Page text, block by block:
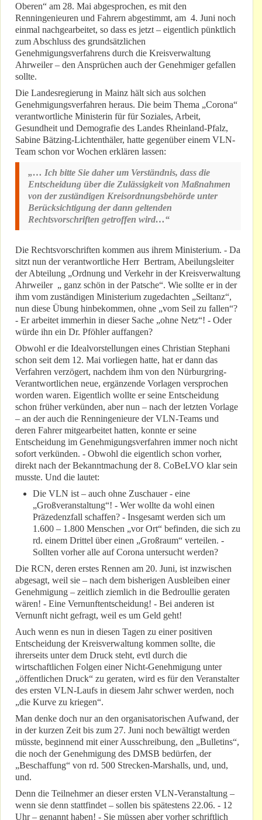
Oberen“ am 28. Mai abgesprochen, es mit den
Renningenieuren und Fahrern abgestimmt, am 4. Juni noch
einmal nachgearbeitet, so dass es jetzt – eigentlich pünktlich
zum Abschluss des grundsätzlichen
Genehmigungsverfahrens durch die Kreisverwaltung
Ahrweiler – den Ansprüchen auch der Genehmiger gefallen
sollte.
Die Landesregierung in Mainz hält sich aus solchen
Genehmigungsverfahren heraus. Die beim Thema „Corona“
verantwortliche Ministerin für für Soziales, Arbeit,
Gesundheit und Demografie des Landes Rheinland-Pfalz,
Sabine Bätzing-Lichtenthäler, hatte gegenüber einem VLN-
Team schon vor Wochen erklären lassen:
„… Ich bitte Sie daher um Verständnis, dass die
Entscheidung über die Zulässigkeit von Maßnahmen
von der zuständigen Kreisordnungsbehörde unter
Berücksichtigung der dann geltenden
Rechtsvorschriften getroffen wird…“
Die Rechtsvorschriften kommen aus ihrem Ministerium. - Da
sitzt nun der verantwortliche Herr Bertram, Abeilungsleiter
der Abteilung „Ordnung und Verkehr in der Kreisverwaltung
Ahrweiler „ ganz schön in der Patsche“. Wie sollte er in der
ihm vom zuständigen Ministerium zugedachten „Seiltanz“,
nun diese Übung hinbekommen, ohne „vom Seil zu fallen“?
- Er arbeitet immerhin in dieser Sache „ohne Netz“! - Oder
würde ihn ein Dr. Pföhler auffangen?
Obwohl er die Idealvorstellungen eines Christian Stephani
schon seit dem 12. Mai vorliegen hatte, hat er dann das
Verfahren verzögert, nachdem ihm von den Nürburgring-
Verantwortlichen neue, ergänzende Vorlagen versprochen
worden waren. Eigentlich wollte er seine Entscheidung
schon früher verkünden, aber nun – nach der letzten Vorlage
– an der auch die Renningenieure der VLN-Teams und
deren Fahrer mitgearbeitet hatten, konnte er seine
Entscheidung im Genehmigungsverfahren immer noch nicht
sofort verkünden. - Obwohl die eigentlich schon vorher,
direkt nach der Bekanntmachung der 8. CoBeLVO klar sein
musste. Und die lautet:
Die VLN ist – auch ohne Zuschauer - eine
„Großveranstaltung“! - Wer wollte da wohl einen
Präzedenzfall schaffen? - Insgesamt werden sich um
1.600 – 1.800 Menschen „vor Ort“ befinden, die sich zu
rd. einem Drittel über einen „Großraum“ verteilen. -
Sollten vorher alle auf Corona untersucht werden?
Die RCN, deren erstes Rennen am 20. Juni, ist inzwischen
abgesagt, weil sie – nach dem bisherigen Ausbleiben einer
Genehmigung – zeitlich ziemlich in die Bedroullie geraten
wären! - Eine Vernunftentscheidung! - Bei anderen ist
Vernunft nicht gefragt, weil es um Geld geht!
Auch wenn es nun in diesen Tagen zu einer positiven
Entscheidung der Kreisverwaltung kommen sollte, die
ihrerseits unter dem Druck steht, evtl durch die
wirtschaftlichen Folgen einer Nicht-Genehmigung unter
„öffentlichen Druck“ zu geraten, wird es für den Veranstalter
des ersten VLN-Laufs in diesem Jahr schwer werden, noch
„die Kurve zu kriegen“.
Man denke doch nur an den organisatorischen Aufwand, der
in der kurzen Zeit bis zum 27. Juni noch bewältigt werden
müsste, beginnend mit einer Ausschreibung, den „Bulletins“,
die noch der Genehmigung des DMSB bedürfen, der
„Beschaffung“ von rd. 500 Strecken-Marshalls, und, und,
und.
Denn die Teilnehmer an dieser ersten VLN-Veranstaltung –
wenn sie denn stattfindet – sollen bis spätestens 22.06. - 12
Uhr – genannt haben! - Sie müssen aber vorher schriftlich